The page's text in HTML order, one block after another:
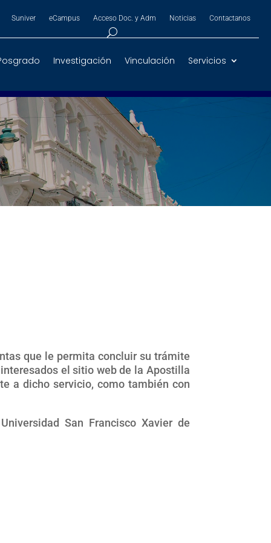
Suniver eCampus Acceso Doc. y Adm Noticias Contactanos
Investigación Vinculación Servicios
que le permita concluir su trámite
el sitio web de la Apostilla
a dicho servicio, como también con
San Francisco Xavier de